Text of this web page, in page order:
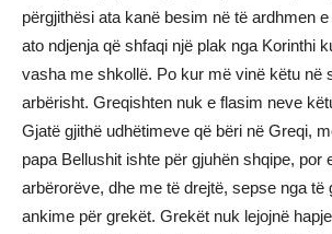
përgjithësi ata kanë besim në të ardhmen
ato ndjenja që shfaqi një plak nga Korinthi
vasha me shkollë. Po kur më vinë këtu në
arbërisht. Greqishten nuk e flasim neve
Gjatë gjithë udhëtimeve që bëri në Greqi,
papa Bellushit ishte për gjuhën shqipe, por
arbërorëve, dhe me të drejtë, sepse nga të
ankime për grekët. Grekët nuk lejojnë